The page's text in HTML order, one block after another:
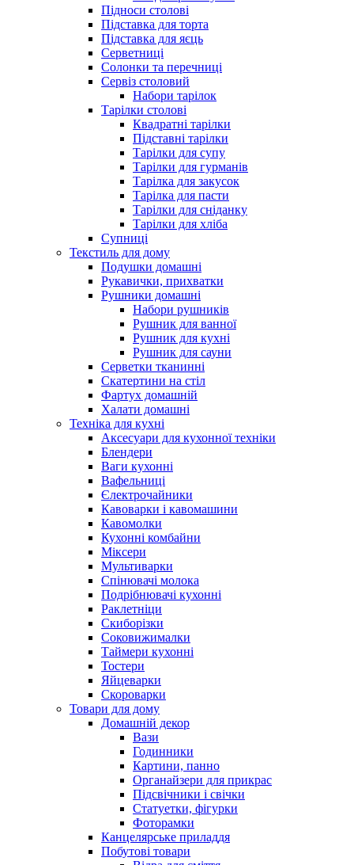
Підноси столові
Підставка для торта
Підставка для яєць
Серветниці
Солонки та перечниці
Сервіз столовий
Набори тарілок
Тарілки столові
Квадратні тарілки
Підставні тарілки
Тарілки для супу
Тарілки для гурманів
Тарілка для закусок
Тарілка для пасти
Тарілки для сніданку
Тарілки для хліба
Супниці
Текстиль для дому
Подушки домашні
Рукавички, прихватки
Рушники домашні
Набори рушників
Рушник для ванної
Рушник для кухні
Рушник для сауни
Серветки тканинні
Скатертини на стіл
Фартух домашній
Халати домашні
Техніка для кухні
Аксесуари для кухонної техніки
Блендери
Ваги кухонні
Вафельниці
Єлектрочайники
Кавоварки і кавомашини
Кавомолки
Кухонні комбайни
Міксери
Мультиварки
Спінювачі молока
Подрібнювачі кухонні
Раклетніци
Скиборізки
Соковижималки
Таймери кухонні
Тостери
Яйцеварки
Скороварки
Товари для дому
Домашній декор
Вази
Годинники
Картини, панно
Органайзери для прикрас
Підсвічники і свічки
Статуетки, фігурки
Фоторамки
Канцелярське приладдя
Побутові товари